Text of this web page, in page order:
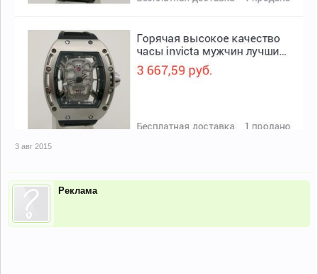
3 авг 2015
Реклама